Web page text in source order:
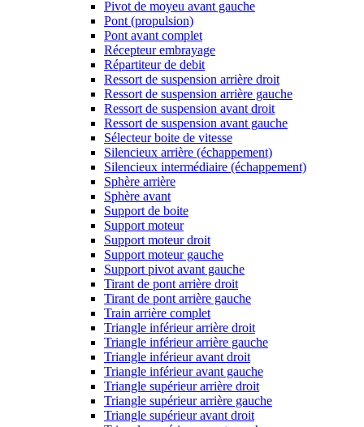
Pivot de moyeu avant gauche
Pont (propulsion)
Pont avant complet
Récepteur embrayage
Répartiteur de debit
Ressort de suspension arrière droit
Ressort de suspension arrière gauche
Ressort de suspension avant droit
Ressort de suspension avant gauche
Sélecteur boite de vitesse
Silencieux arrière (échappement)
Silencieux intermédiaire (échappement)
Sphère arrière
Sphère avant
Support de boite
Support moteur
Support moteur droit
Support moteur gauche
Support pivot avant gauche
Tirant de pont arrière droit
Tirant de pont arrière gauche
Train arrière complet
Triangle inférieur arrière droit
Triangle inférieur arrière gauche
Triangle inférieur avant droit
Triangle inférieur avant gauche
Triangle supérieur arrière droit
Triangle supérieur arrière gauche
Triangle supérieur avant droit